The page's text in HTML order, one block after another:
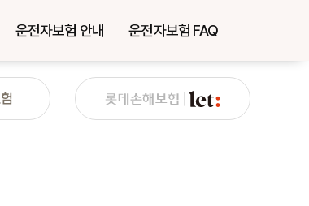
운전자보험 안내 운전자보험 FAQ